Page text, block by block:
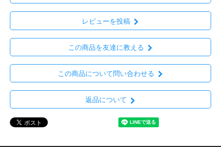
レビューを投稿
この商品を友達に教える
この商品について問い合わせる
返品について